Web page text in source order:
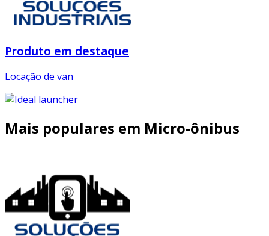
Produto em destaque
Locação de van
Mais populares em Micro-ônibus